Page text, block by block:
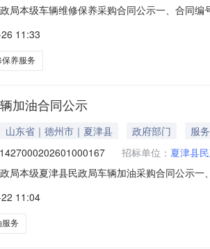
局本级车辆维修保养采购合同公示一、合同
服务有限公司地址：山东省德州市夏津县经
11:33
养服务
加油合同公示
山东省｜德州市｜夏津县 政府部门
服务
招标单位： 夏津县
局本级夏津县民政局车辆加油采购合同公示
石化销售股份有限公司山东德州石油分公司
11:04
务